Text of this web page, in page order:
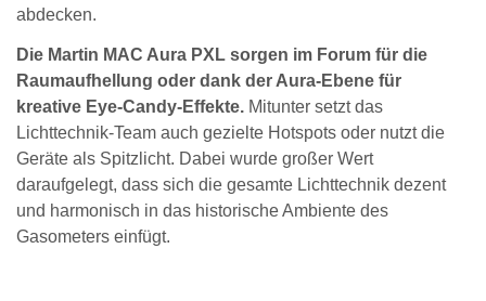
abdecken.
Die Martin MAC Aura PXL sorgen im Forum für die
Raumaufhellung oder dank der Aura-Ebene für
kreative Eye-Candy-Effekte. Mitunter setzt das
Lichttechnik-Team auch gezielte Hotspots oder nutzt die
Geräte als Spitzlicht. Dabei wurde großer Wert
daraufgelegt, dass sich die gesamte Lichttechnik dezent
und harmonisch in das historische Ambiente des
Gasometers einfügt.